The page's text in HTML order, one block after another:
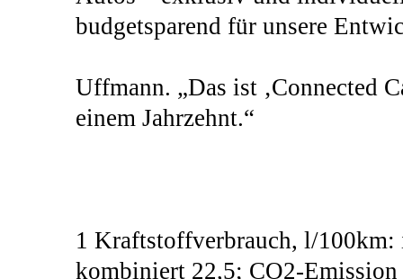
budgetsparend für unsere
Uffmann. „Das ist ‚Connected
einem Jahrzehnt.“
1 Kraftstoffverbrauch, l/100km:
kombiniert 22,5; CO2-